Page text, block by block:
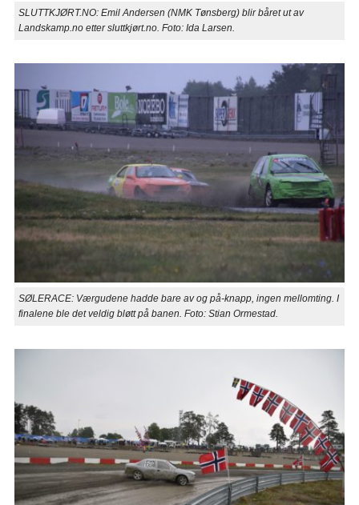
SLUTTKJØRT.NO: Emil Andersen (NMK Tønsberg) blir båret ut av
Landskamp.no etter sluttkjørt.no. Foto: Ida Larsen.
SØLERACE: Værgudene hadde bare av og på-knapp, ingen mellomting. I
finalene ble det veldig bløtt på banen. Foto: Stian Ormestad.